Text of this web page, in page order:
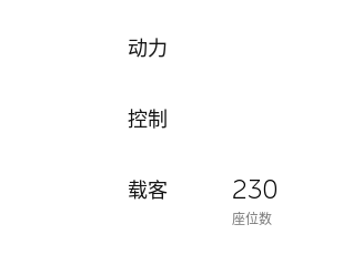
动力
控制
载客 230
座位数